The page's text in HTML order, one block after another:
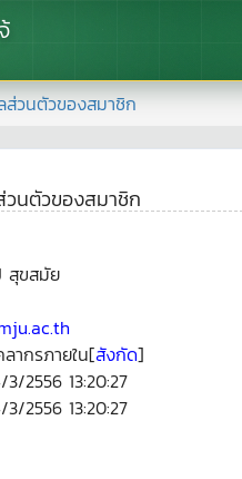
ส่วนตัวของสมาชิก
นตัวของสมาชิก
สุขสมัย
ากรภายใน[สังกัด]
3/2556 13:20:27
3/2556 13:20:27